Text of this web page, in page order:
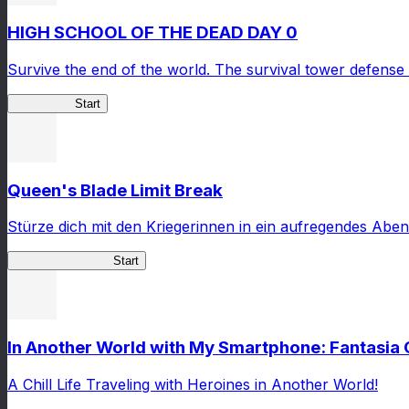
HIGH SCHOOL OF THE DEAD DAY 0
Survive the end of the world. The survival tower defense
Start
Queen's Blade Limit Break
Stürze dich mit den Kriegerinnen in ein aufregendes
Start
In Another World with My Smartphone: Fantasia
A Chill Life Traveling with Heroines in Another World!